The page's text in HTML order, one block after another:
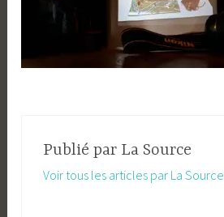
Publié par La Source
Voir tous les articles par La Source